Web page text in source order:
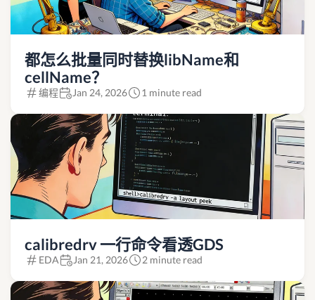
都怎么批量同时替换libName和
cellName？
编程 Jan 24, 2026 1 minute read
calibredrv 一行命令看透GDS
EDA Jan 21, 2026 2 minute read